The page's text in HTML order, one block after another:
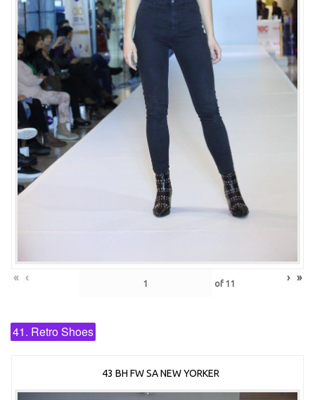
« ‹ of 11 › »
41. Retro Shoes
43 BH FW SA NEW YORKER